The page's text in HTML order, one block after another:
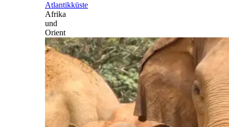
Atlantikküste
Afrika
und
Orient